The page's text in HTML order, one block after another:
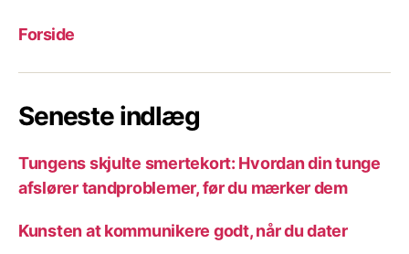
Forside
Seneste indlæg
Tungens skjulte smertekort: Hvordan din tunge
afslører tandproblemer, før du mærker dem
Kunsten at kommunikere godt, når du dater